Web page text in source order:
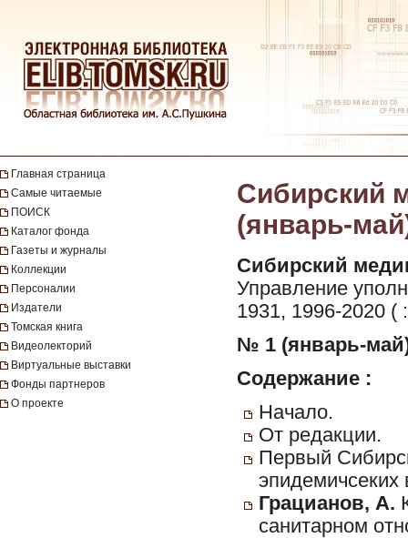
Главная страница
Самые читаемые
ПОИСК
Каталог фонда
Газеты и журналы
Коллекции
Персоналии
Издатели
Томская книга
Видеолекторий
Виртуальные выставки
Фонды партнеров
О проекте
Сибирский
(январь-
Сибирский
Управление
1931, 1996-2020
№ 1 (январь-
Содержание :
Начало.
От редакции.
Первый
эпидемичсеких
Грацианов, А.
санитарном